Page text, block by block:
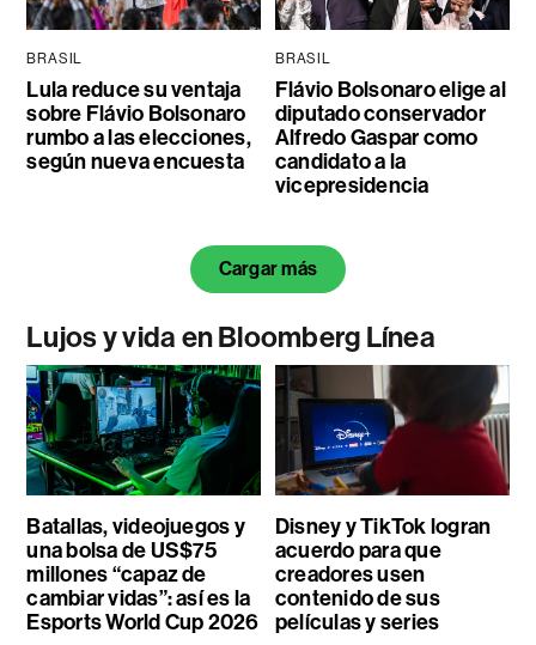
BRASIL
Lula reduce su ventaja
sobre Flávio Bolsonaro
rumbo a las elecciones,
según nueva encuesta
BRASIL
Flávio Bolsonaro elige al
diputado conservador
Alfredo Gaspar como
candidato a la
vicepresidencia
Cargar más
Lujos y vida en Bloomberg Línea
Batallas, videojuegos y
una bolsa de US$75
millones “capaz de
cambiar vidas”: así es la
Esports World Cup 2026
Disney y TikTok logran
acuerdo para que
creadores usen
contenido de sus
películas y series